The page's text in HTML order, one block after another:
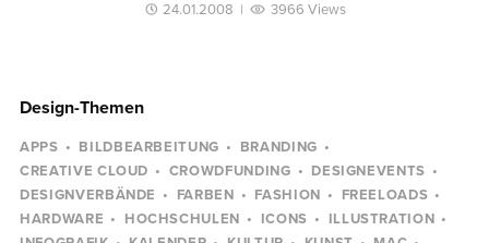
24.01.2008 | 3966 Views
Design-Themen
APPS BILDBEARBEITUNG
BRANDING
CREATIVE CLOUD
CROWDFUNDING
DESIGNEVENTS
DESIGNVERBÄNDE
FARBEN FASHION
FREELOADS
HARDWARE
HOCHSCHULEN ICONS
ILLUSTRATION